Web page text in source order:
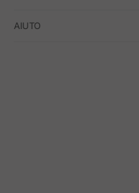
AIUTO